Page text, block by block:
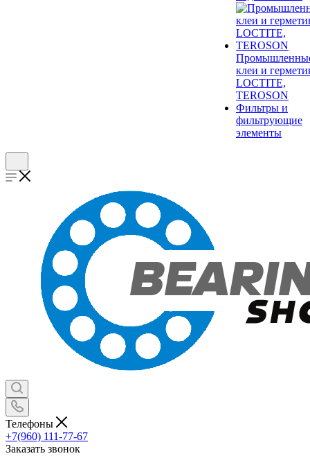
клеи и
LOCTITE,
TEROSON
Фильтры и
фильтрующие
элементы
Телефоны
+7(960) 111-77-67
Заказать звонок